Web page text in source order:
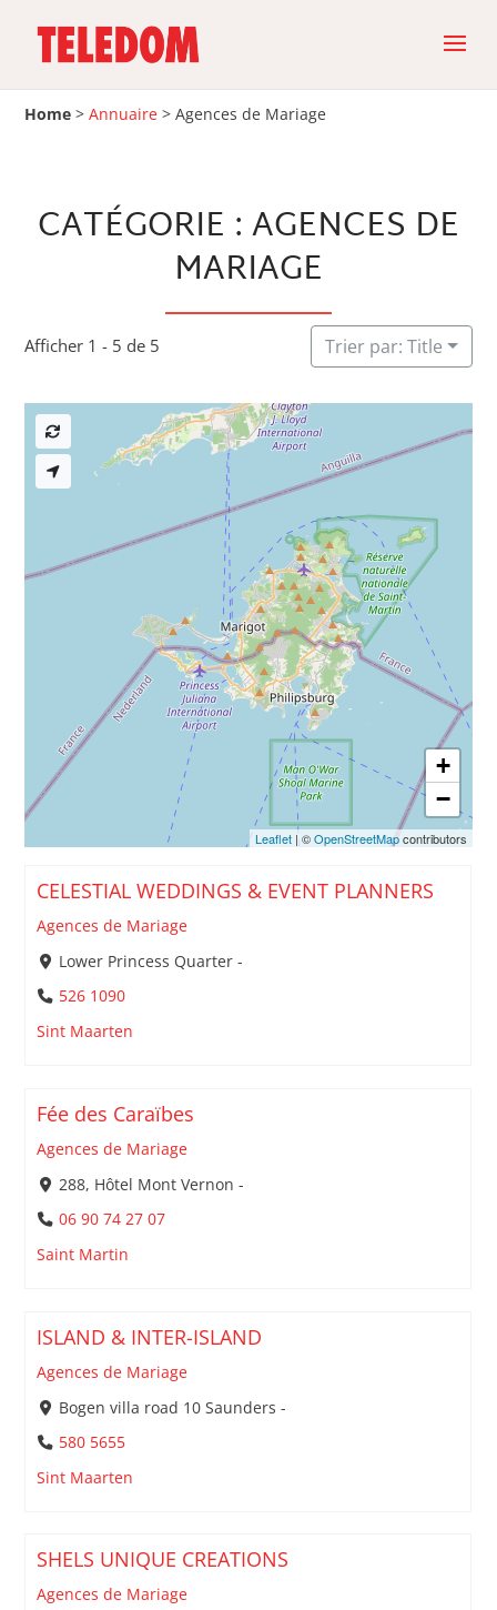
Home >Annuaire >Agences de Mariage
CATÉGORIE : AGENCES DE
MARIAGE
Afficher 1 - 5 de 5 Trier par: Title
CELESTIAL WEDDINGS & EVENT PLANNERS
Agences de Mariage
Lower Princess Quarter -
526 1090
Sint Maarten
Fée des Caraïbes
Agences de Mariage
288, Hôtel Mont Vernon -
06 90 74 27 07
Saint Martin
ISLAND & INTER-ISLAND
Agences de Mariage
Bogen villa road 10 Saunders -
580 5655
Sint Maarten
SHELS UNIQUE CREATIONS
Agences de Mariage
+
−
Leaflet| ©OpenStreetMapcontributors